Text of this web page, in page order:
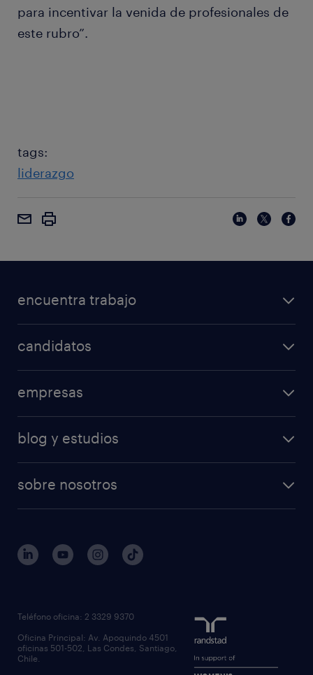
para incentivar la venida de profesionales de
este rubro”.
tags:
liderazgo
encuentra trabajo
candidatos
empresas
blog y estudios
sobre nosotros
Teléfono oficina: 2 3329 9370
Oficina Principal: Av. Apoquindo 4501
oficinas 501-502, Las Condes, Santiago,
Chile.